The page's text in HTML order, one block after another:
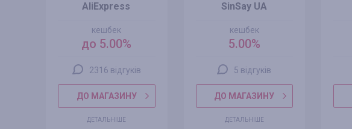
AliExpress
кешбек
до 5.00%
2316 відгуків
ДО МАГАЗИНУ
ДЕТАЛЬНІШЕ
SinSay UA
кешбек
5.00%
5 відгуків
ДО МАГАЗИНУ
ДЕТАЛЬНІШЕ